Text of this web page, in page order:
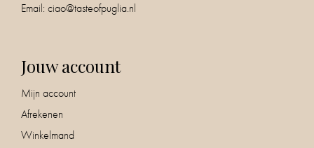
Email: ciao@tasteofpuglia.nl
Jouw account
Mijn account
Afrekenen
Winkelmand